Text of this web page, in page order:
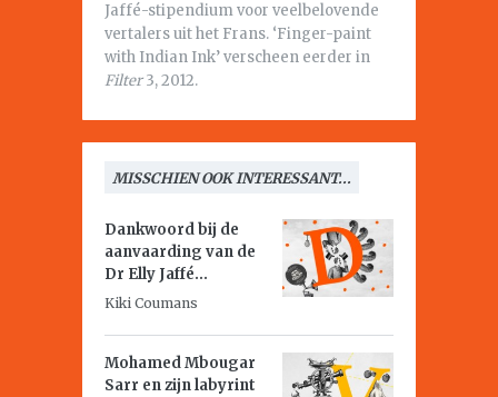
Jaffé-stipendium voor veelbelovende
vertalers uit het Frans. ‘Finger-paint
with Indian Ink’ verscheen eerder in
Filter3, 2012.
MISSCHIEN OOK INTERESSANT...
Dankwoord bij de
aanvaarding van de
Dr Elly Jaffé...
Kiki Coumans
Mohamed Mbougar
Sarr en zijn labyrint